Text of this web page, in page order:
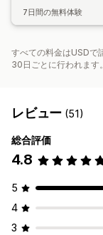
7日間の無料体験
すべての料金はUSDで
30日ごとに行われます。
レビュー (51)
総合評価
4.8
5
4
3